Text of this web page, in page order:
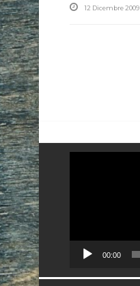
12 Dicembre 2009
00:00